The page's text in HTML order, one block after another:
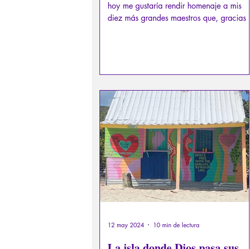
hoy me gustaría rendir homenaje a mis
diez más grandes maestros que, gracias a
12 may 2024 10 min de lectura